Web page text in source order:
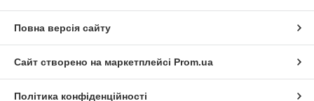
Повна версія сайту
Сайт створено на маркетплейсі Prom.ua
Політика конфіденційності